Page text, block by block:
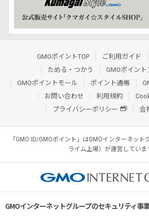
GMOポイントTOP ご利用ガイド
ためる・つかう
GMOポイント
GMOポイントモール
ポイント通帳
お問い合わせ
利用規約
プライバシーポリシー
会
「GMO ID/GMOポイント」はGMOインターネッ
ライム上場）が運営していま
GMOインターネットグループのセキュリティ事